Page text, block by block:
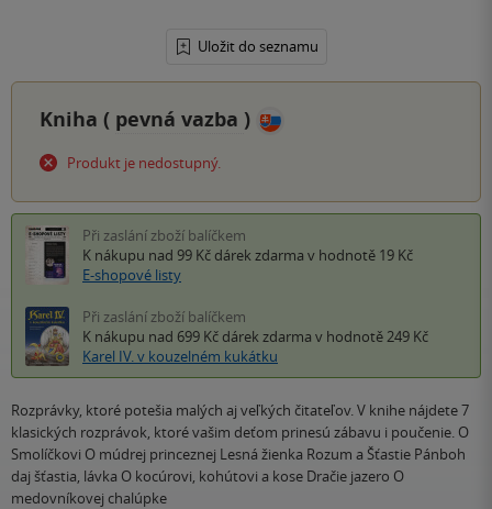
Uložit do seznamu
Kniha ( pevná vazba )
Produkt je nedostupný.
Při zaslání zboží balíčkem
K nákupu nad 99 Kč dárek zdarma v hodnotě 19 Kč
E-shopové listy
Při zaslání zboží balíčkem
K nákupu nad 699 Kč dárek zdarma v hodnotě 249 Kč
Karel IV. v kouzelném kukátku
Rozprávky, ktoré potešia malých aj veľkých čitateľov. V knihe nájdete 7
klasických rozprávok, ktoré vašim deťom prinesú zábavu i poučenie. O
Smolíčkovi O múdrej princeznej Lesná žienka Rozum a Šťastie Pánboh
daj šťastia, lávka O kocúrovi, kohútovi a kose Dračie jazero O
medovníkovej chalúpke